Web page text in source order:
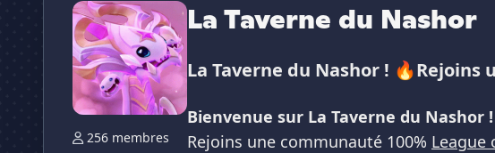
256 membres
La Taverne du Nashor
La Taverne du Nashor ! 🔥Rejoins
Bienvenue sur La Taverne du Nashor !
Rejoins une communauté 100% League